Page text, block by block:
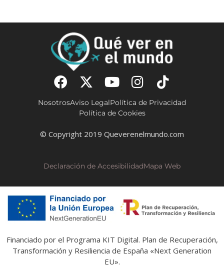
NosotrosAviso LegalPolítica de Privacidad
Política de Cookies
© Copyright 2019 Queverenelmundo.com
Declaración de AccesibilidadMapa Web
Financiado por el Programa KIT Digital. Plan de Recuperación,
Transformación y Resiliencia de España «Next Generation
EU».